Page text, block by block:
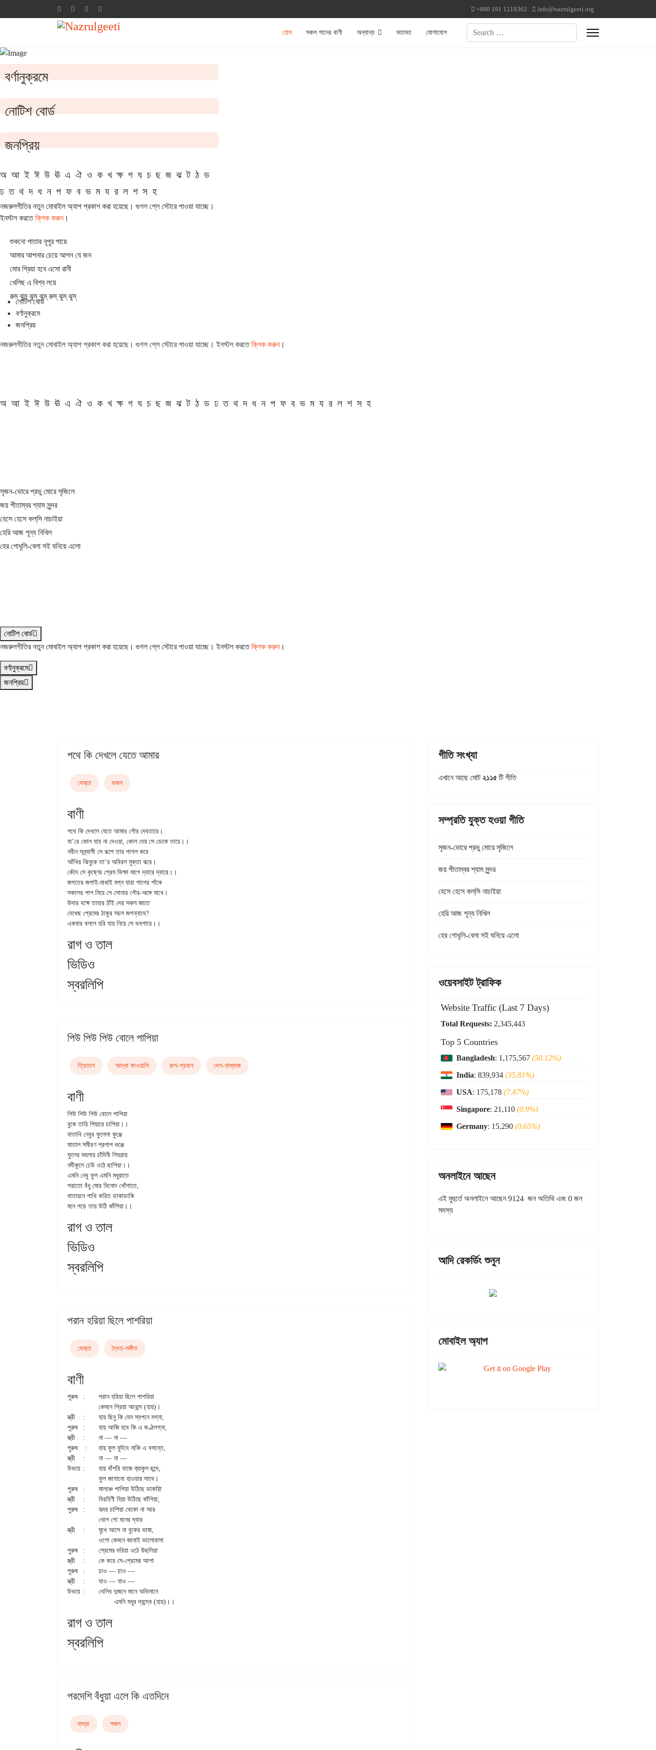
+880 191 1219362 info@nazrulgeeti.org
হোম সকল গানের বাণী অন্যান্য মতামত যোগাযোগ Search
বর্ণানুক্রমে
নোটিশ বোর্ড
জনপ্রিয়
অ আ ই ঈ উ ঊ এ ঐ ও ক খ ক্ষ গ ঘ চ ছ জ ঝ ট ঠ ড
ঢ ত থ দ ধ ন প ফ ব ভ ম য র ল শ স হ
নজরুলগীতির নতুন মোবাইল অ্যাপ প্রকাশ করা হয়েছে। গুগল প্লে স্টোরে পাওয়া যাচ্ছে।
ইনস্টল করতেক্লিক করুন।
শুকনো পাতার নূপুর পায়ে
আমার আপনার চেয়ে আপন যে জন
মোর প্রিয়া হবে এসো রানী
খেলিছ এ বিশ্ব লয়ে
রুম্ ঝুম্ ঝুম্ ঝুম্ রুম্ ঝুম্ ঝুম্
নোটিশ বোর্ড
বর্ণানুক্রমে
জনপ্রিয়
নজরুলগীতির নতুন মোবাইল অ্যাপ প্রকাশ করা হয়েছে। গুগল প্লে স্টোরে পাওয়া যাচ্ছে। ইনস্টল করতেক্লিক করুন।
অ আ ই ঈ উ ঊ এ ঐ ও ক খ ক্ষ গ ঘ চ ছ জ ঝ ট ঠ ড ঢ ত থ দ ধ ন প ফ ব ভ ম য র ল শ স হ
সৃজন-ভোরে প্রভু মোরে সৃজিলে
জয় পীতাম্বর শ্যাম সুন্দর
হেসে হেসে কল্‌সি নাচাইয়া
হেরি আজ শূন্য নিখিল
হের গোধূলি-বেলা সই ঘনিয়ে এলো
নোটিশ বোর্ড
নজরুলগীতির নতুন মোবাইল অ্যাপ প্রকাশ করা হয়েছে। গুগল প্লে স্টোরে পাওয়া যাচ্ছে। ইনস্টল করতেক্লিক করুন।
বর্ণানুক্রমে
জনপ্রিয়
পথে কি দেখলে যেতে আমার
ফের্‌তা ভজন
বাণী
পথে কি দেখলে যেতে আমার গৌর দেবতারে।
যা’রে কোল যায় না দেওয়া, কোল দেয় সে ডেকে তারে।।
নবীন সন্ন্যাসী সে রূপে তার পাগল করে
আঁখির ঝিনুকে তা’র অবিরল মুক্তা ঝরে।
কেঁদে সে কৃষ্ণের প্রেম ভিক্ষা মাগে দ্বারে দ্বারে।।
জগতের জগাই-মাধাই মগ্ন যারা পাপের পাঁকে
সকলের পাপ নিয়ে সে সোনার গৌর-অঙ্গে মাখে।
উদার বক্ষে তাহার ঠাঁই দেয় সকল জাতে
দেখেছ প্রেমের ঠাকুর সচল জগন্নাথে?
রাগ ও তাল
ভিডিও
স্বরলিপি
পিউ পিউ পিউ বোলে পাপিয়া
ত্রিতাল আদ্ধা কাওয়ালি রাগ-প্রধান দেশ-খাম্বাজ
বাণী
পিউ পিউ পিউ বোলে পাপিয়া
বুকে তারি পিয়ারে চাপিয়া।।
বাতাবি নেবুর ফুলেলা কুঞ্জে
মাতাল সমীরণ প্রলাপ গুঞ্জে
ফুলের মহলায় চাঁদিনী শিহরায়
নদীকূলে ঢেউ ওঠে ছাপিয়া।।
এমনি নেবু ফুল এমনি মধুরাতে
পরাতো বঁধু মোর বিনোদ খোঁপাতে,
বাতায়নে পাখি করিত ডাকাডাকি
রাগ ও তাল
ভিডিও
স্বরলিপি
পরান হরিয়া ছিলে পাশরিয়া
ফের্‌তা দ্বৈত-সঙ্গীত
বাণী
পুরুষ 	: 	পরান হরিয়া ছিলে পাশরিয়া
স্ত্রী 	: 	হায় ছিনু কি যেন স্বপনে মগ্না,
পুরুষ 	: 	হায় আজি হবে কি এ কণ্ঠলগ্না,
স্ত্রী 	: 	না — না —
পুরুষ	 : 	হায় ফুল ফুটবে নাকি এ বসন্তে,
স্ত্রী 	: 	না — না —
উভয়ে 	: 	হায় বাঁশরি বাজে ব্যাকুল ছন্দে,
পুরুষ 	: 	মালঞ্চে পাপিয়া উঠিছে ডাকয়িা
স্ত্রী 	: 	বিরহিণী হিয়া উঠিছে কাঁপিয়া,
পুরুষ 	: 	হৃদয় চাপিয়া থেকো না আর
স্ত্রী 	: 	মুখে আসে না বুকের ভাষা,
পুরুষ 	: 	প্রেমের দরিয়া ওঠে উছলিয়া
স্ত্রী 	: 	কে করে সে-প্রেমের আশা
পুরুষ 	: 	চাও — চাও —
স্ত্রী 	: 	যাও — যাও —
উভয়ে 	: 	খেলিব দুজনে মানে অভিমানে
রাগ ও তাল
স্বরলিপি
পরদেশি বঁধুয়া এলে কি এতদিনে
দাদ্‌রা গজল
গীতি সংখ্যা
এখানে আছে মোট২১১৫ টি গীতি
সম্প্রতি যুক্ত হওয়া গীতি
সৃজন-ভোরে প্রভু মোরে সৃজিলে
জয় পীতাম্বর শ্যাম সুন্দর
হেসে হেসে কল্‌সি নাচাইয়া
হেরি আজ শূন্য নিখিল
হের গোধূলি-বেলা সই ঘনিয়ে এলো
ওয়েবসাইট ট্রাফিক
Website Traffic (Last 7 Days)
Total Requests: 2,345,443
Top 5 Countries
Bangladesh: 1,175,567 (50.12%)
India: 839,934 (35.81%)
USA: 175,178 (7.47%)
Singapore: 21,110 (0.9%)
Germany: 15,290 (0.65%)
অনলাইনে আছেন
এই মুহুর্তে অনলাইনে আছেন 9124 জন অতিথি এবং 0 জন
সদস্য
আদি রেকর্ডিং শুনুন
মোবাইল অ্যাপ